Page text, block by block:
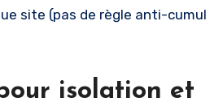
site (pas de règle anti-cumul
isolation et